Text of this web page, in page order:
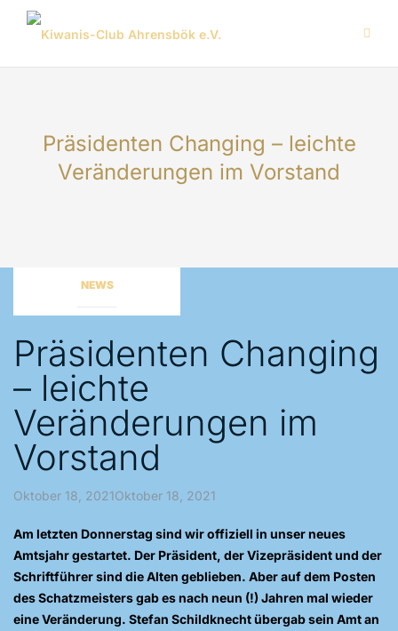
Präsidenten Changing – leichte
Veränderungen im Vorstand
NEWS
Präsidenten Changing
– leichte
Veränderungen im
Vorstand
Oktober 18, 2021Oktober 18, 2021
Am letzten Donnerstag sind wir offiziell in unser neues
Amtsjahr gestartet. Der Präsident, der Vizepräsident und der
Schriftführer sind die Alten geblieben. Aber auf dem Posten
des Schatzmeisters gab es nach neun (!) Jahren mal wieder
eine Veränderung. Stefan Schildknecht übergab sein Amt an